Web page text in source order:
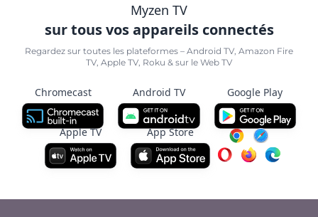
Myzen TV
sur tous vos appareils connectés
Regardez sur toutes les plateformes – Android TV, Amazon Fire
TV, Apple TV, Roku & sur le Web TV
Chromecast Android TV Google Play
Apple TV App Store